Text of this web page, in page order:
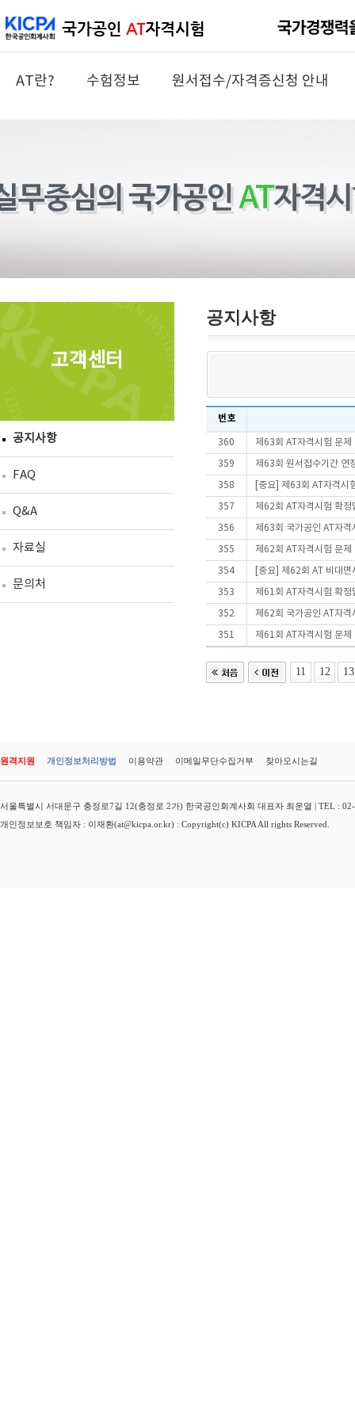
AT란? 수험정보 원서접수/자격증신청 안내
고객센터
공지사항
FAQ
Q&A
자료실
문의처
공지사항
번호
360 제63회 AT자격시험 문
359 제63회 원서접수기간 연
358 [중요] 제63회 AT자격시
357 제62회 AT자격시험 확정
356 제63회 국가공인 AT자격
355 제62회 AT자격시험 문
354 [중요] 제62회 AT 비대
353 제61회 AT자격시험 확정
352 제62회 국가공인 AT자격
351 제61회 AT자격시험 문
11 12 13
원격지원 개인정보처리방법 이용약관 이메일무단수집거부 찾아오시는길
서울특별시 서대문구 충정로7길 12(충정로 2가) 한국공인회계사회 대표자 최운열 | TEL :
개인정보보호 책임자 : 이재환(at@kicpa.or.kr) : Copyright(c) KICPA All rights Reserved.